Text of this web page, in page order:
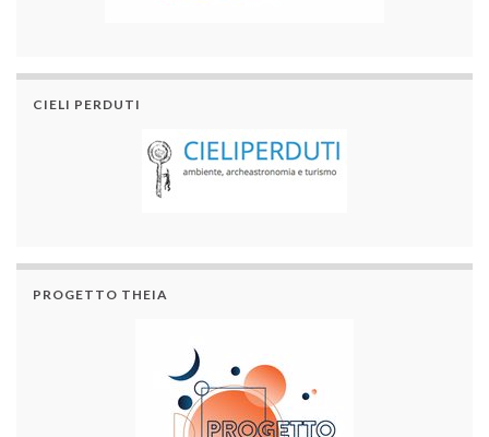
CIELI PERDUTI
PROGETTO THEIA